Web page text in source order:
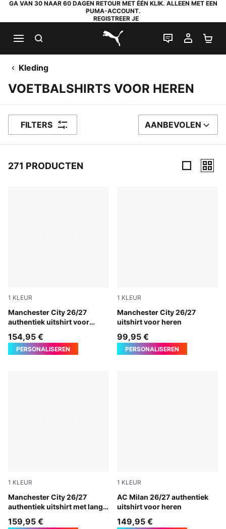
GA VAN 30 NAAR 60 DAGEN RETOUR MET ÉÉN KLIK. ALLEEN MET EEN
PUMA-ACCOUNT.
REGISTREER JE
PUMA.com
LIVE CHAT
MIJN
Kleding
VOETBALSHIRTS VOOR HEREN
FILTERS SORTEER OP
AANBEVOLEN
271 PRODUCTEN
1 KLEUR
Manchester City 26/27
authentiek uitshirt voor
PUMA Black-Flaxen
154,95 €
PERSONALISEREN
1 KLEUR
Manchester City 26/27
uitshirt voor heren
PUMA Black-Flaxen
99,95 €
PERSONALISEREN
1 KLEUR
Manchester City 26/27
authentiek uitshirt met lange
PUMA Black-Flaxen
159,95 €
1 KLEUR
AC Milan 26/27 authentiek
uitshirt voor heren
PUMA White-Victory Gold
149,95 €